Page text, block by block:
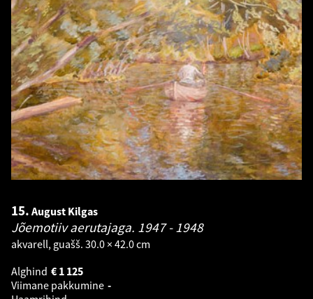
15. August Kilgas
Jõemotiiv aerutajaga. 1947 - 1948
akvarell, guašš. 30.0 × 42.0 cm
Alghind
1 125
€
Viimane pakkumine -